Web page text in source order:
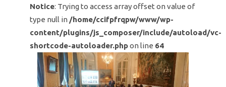
Notice: Trying to access array offset on value of
type null in /home/ccifpfrqpw/www/wp-
content/plugins/js_composer/include/autoload/vc-
shortcode-autoloader.phpon line 64